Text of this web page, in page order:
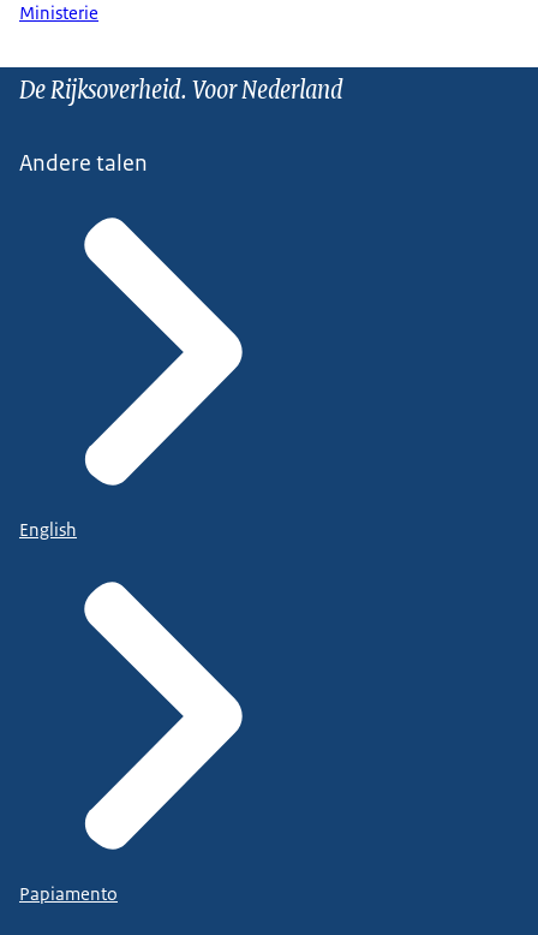
Ministerie
De Rijksoverheid. Voor Nederland
Andere talen
English
Papiamento